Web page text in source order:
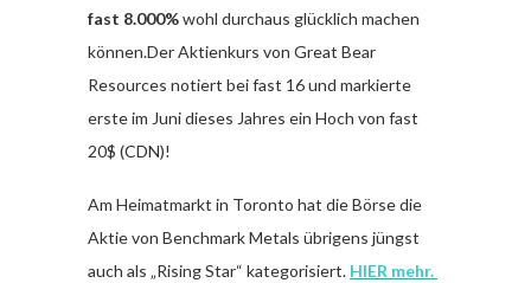
fast 8.000%wohl durchaus glücklich machen
können.Der Aktienkurs von Great Bear
Resources notiert bei fast 16 und markierte
erste im Juni dieses Jahres ein Hoch von fast
20$ (CDN)!
Am Heimatmarkt in Toronto hat die Börse die
Aktie von Benchmark Metals übrigens jüngst
auch als „Rising Star“ kategorisiert. HIER mehr.